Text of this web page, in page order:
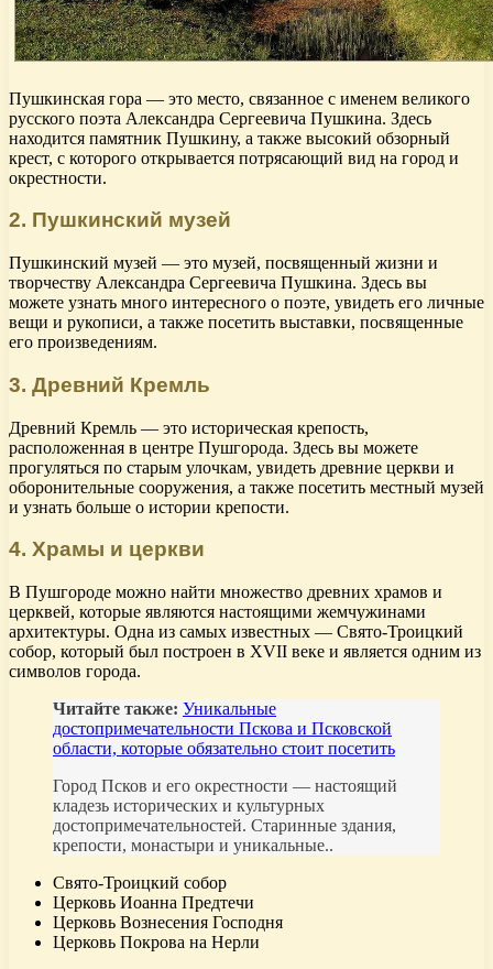
Пушкинская гора — это место, связанное с именем великого
русского поэта Александра Сергеевича Пушкина. Здесь
находится памятник Пушкину, а также высокий обзорный
крест, с которого открывается потрясающий вид на город и
окрестности.
2. Пушкинский музей
Пушкинский музей — это музей, посвященный жизни и
творчеству Александра Сергеевича Пушкина. Здесь вы
можете узнать много интересного о поэте, увидеть его личные
вещи и рукописи, а также посетить выставки, посвященные
его произведениям.
3. Древний Кремль
Древний Кремль — это историческая крепость,
расположенная в центре Пушгорода. Здесь вы можете
прогуляться по старым улочкам, увидеть древние церкви и
оборонительные сооружения, а также посетить местный музей
и узнать больше о истории крепости.
4. Храмы и церкви
В Пушгороде можно найти множество древних храмов и
церквей, которые являются настоящими жемчужинами
архитектуры. Одна из самых известных — Свято-Троицкий
собор, который был построен в XVII веке и является одним из
символов города.
Читайте также: Уникальные
достопримечательности Пскова и Псковской
области, которые обязательно стоит посетить
Город Псков и его окрестности — настоящий
кладезь исторических и культурных
достопримечательностей. Старинные здания,
крепости, монастыри и уникальные..
Свято-Троицкий собор
Церковь Иоанна Предтечи
Церковь Вознесения Господня
Церковь Покрова на Нерли